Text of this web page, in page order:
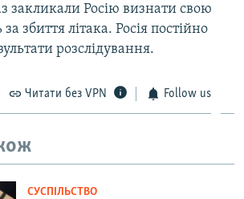
закликали Росію визнати свою
за збиття літака. Росія постійно
розслідування.
Читати без VPN Follow us
СУСПІЛЬСТВО